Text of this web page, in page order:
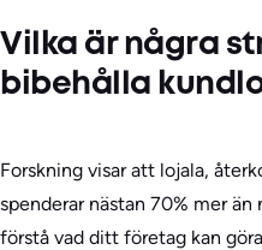
Vilka är några
bibehålla
Forskning visar att lojala,
spenderar nästan 70% mer
förstå vad ditt företag kan